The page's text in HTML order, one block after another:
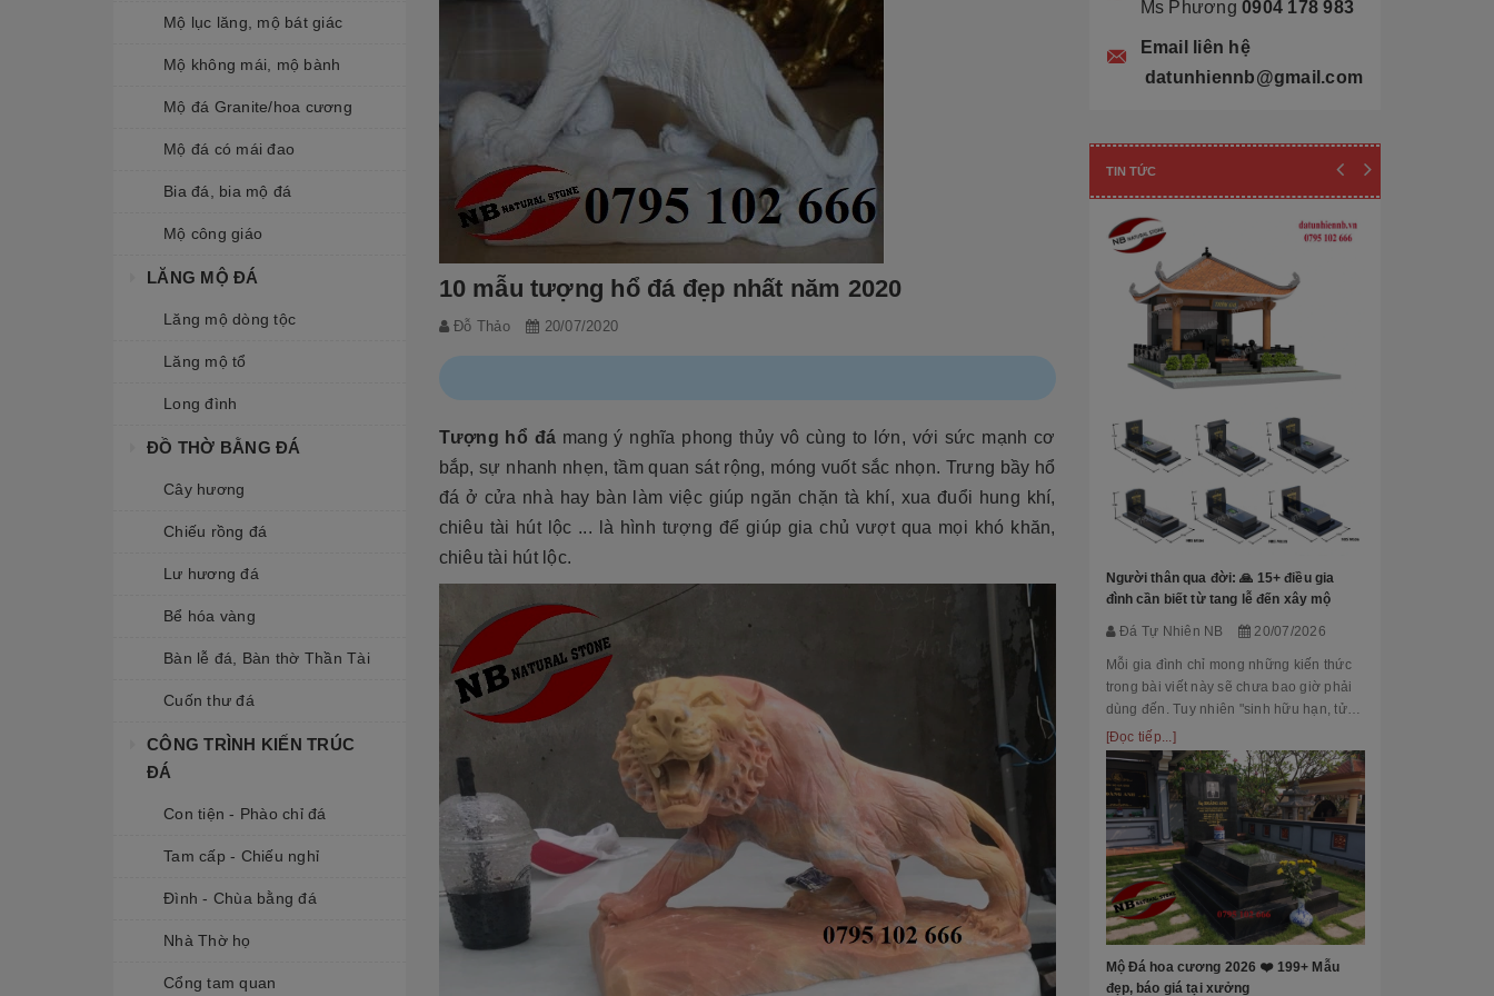
Mộ lục lăng, mộ bát giác
Mộ không mái, mộ bành
Mộ đá Granite/hoa cương
Mộ đá có mái đao
Bia đá, bia mộ đá
Mộ công giáo
LĂNG MỘ ĐÁ
Lăng mộ dòng tộc
Lăng mộ tổ
Long đình
ĐỒ THỜ BẰNG ĐÁ
Cây hương
Chiếu rồng đá
Lư hương đá
Bể hóa vàng
Bàn lễ đá, Bàn thờ Thần Tài
Cuốn thư đá
CÔNG TRÌNH KIẾN TRÚC
ĐÁ
Con tiện - Phào chỉ đá
Tam cấp - Chiếu nghỉ
Đình - Chùa bằng đá
Nhà Thờ họ
Cổng tam quan
10 mẫu tượng hổ đá đẹp nhất năm 2020
Đỗ Thảo 20/07/2020
Tượng hổ đá mang ý nghĩa phong thủy vô cùng to lớn, với sức mạnh cơ
bắp, sự nhanh nhẹn, tầm quan sát rộng, móng vuốt sắc nhọn. Trưng bầy hổ
đá ở cửa nhà hay bàn làm việc giúp ngăn chặn tà khí, xua đuổi hung khí,
chiêu tài hút lộc ... là hình tượng để giúp gia chủ vượt qua mọi khó khăn,
chiêu tài hút lộc.
Ms Phương 0904 178 983
Email liên hệ
datunhiennb@gmail.com
TIN TỨC
Người thân qua đời: 🙏 15+ điều gia
đình cần biết từ tang lễ đến xây mộ
Đá Tự Nhiên NB 20/07/2026
Mỗi gia đình chỉ mong những kiến thức
trong bài viết này sẽ chưa bao giờ phải
dùng đến. Tuy nhiên "sinh hữu hạn, tử
bất kỳ" việc chuẩn bị đầy đủ kiến thức về
các thủ tục, nghi lễ và xây dựng mộ
phầ...
[Đọc tiếp...]
Mộ Đá hoa cương 2026 ❤️ 199+ Mẫu
đẹp, báo giá tại xưởng